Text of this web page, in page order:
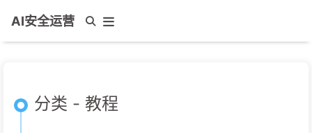
AI安全运营
分类 - 教程